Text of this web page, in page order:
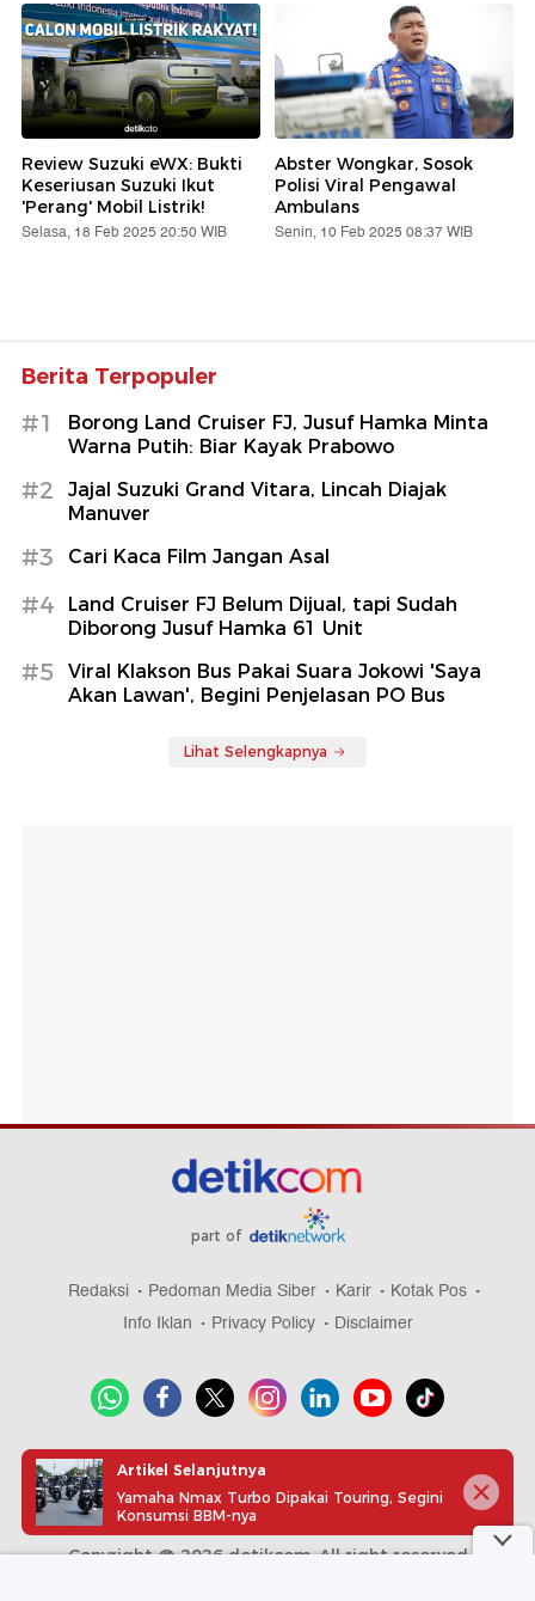
Review Suzuki eWX: Bukti
Keseriusan Suzuki Ikut
'Perang' Mobil Listrik!
Selasa, 18 Feb 2025 20:50 WIB
Abster Wongkar, Sosok
Polisi Viral Pengawal
Ambulans
Senin, 10 Feb 2025 08:37 WIB
Berita Terpopuler
#1
Borong Land Cruiser FJ, Jusuf Hamka Minta
Warna Putih: Biar Kayak Prabowo
#2
Jajal Suzuki Grand Vitara, Lincah Diajak
Manuver
#3 Cari Kaca Film Jangan Asal
#4
Land Cruiser FJ Belum Dijual, tapi Sudah
Diborong Jusuf Hamka 61 Unit
#5
Viral Klakson Bus Pakai Suara Jokowi 'Saya
Akan Lawan', Begini Penjelasan PO Bus
Lihat Selengkapnya
part of
Redaksi Pedoman Media Siber Karir
Kotak Pos
Info Iklan
Privacy Policy Disclaimer
Download aplikasi detikcom
Copyright @ 2026 detikcom, All right reserved
Artikel Selanjutnya
Yamaha Nmax Turbo Dipakai Touring, Segini
Konsumsi BBM-nya